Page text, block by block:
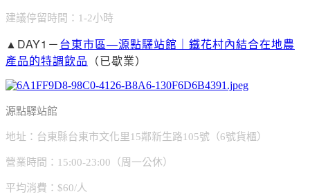
建議停留時間：1-2小時
▲DAY1－台東市區—源點驛站館｜鐵花村內結合在地農
產品的特調飲品 （已歇業）
源點驛站館
地址：台東縣台東市文化里15鄰新生路105號（6號貨櫃）
營業時間：15:00-23:00（周一公休）
平均消費：$60/人